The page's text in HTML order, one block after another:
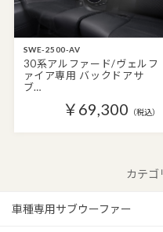
SWE-2500-AV
30系アルファード/ヴェルフ
ァイア専用 バックドアサ
ブ…
￥69,300 （税込）
カテゴ
車種専用サブウーファー